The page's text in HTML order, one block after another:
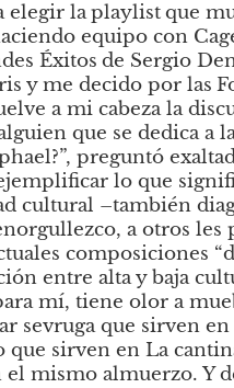
elegir la playlist que
equipo con
Éxitos de Sergio
y me decido por las
a mi cabeza la
que se dedica a
preguntó
lo que
cultural –también
a otros les
composiciones
entre alta y baja
mí, tiene olor a
sevruga que sirven
sirven en La
mismo almuerzo. Y